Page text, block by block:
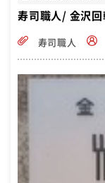
寿司職人/ 金沢回
寿司職人